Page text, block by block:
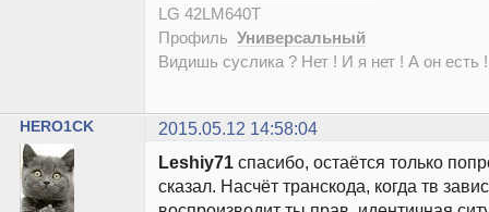
LG 42LM640T
Профиль Универсальный
Видишь суслика ? Нет ! И я нет ! А он есть
HERO1CK
2015.05.12 14:58:04
Leshiy71 спасибо, остаётся только
сказал. Насчёт транскода, когда тв